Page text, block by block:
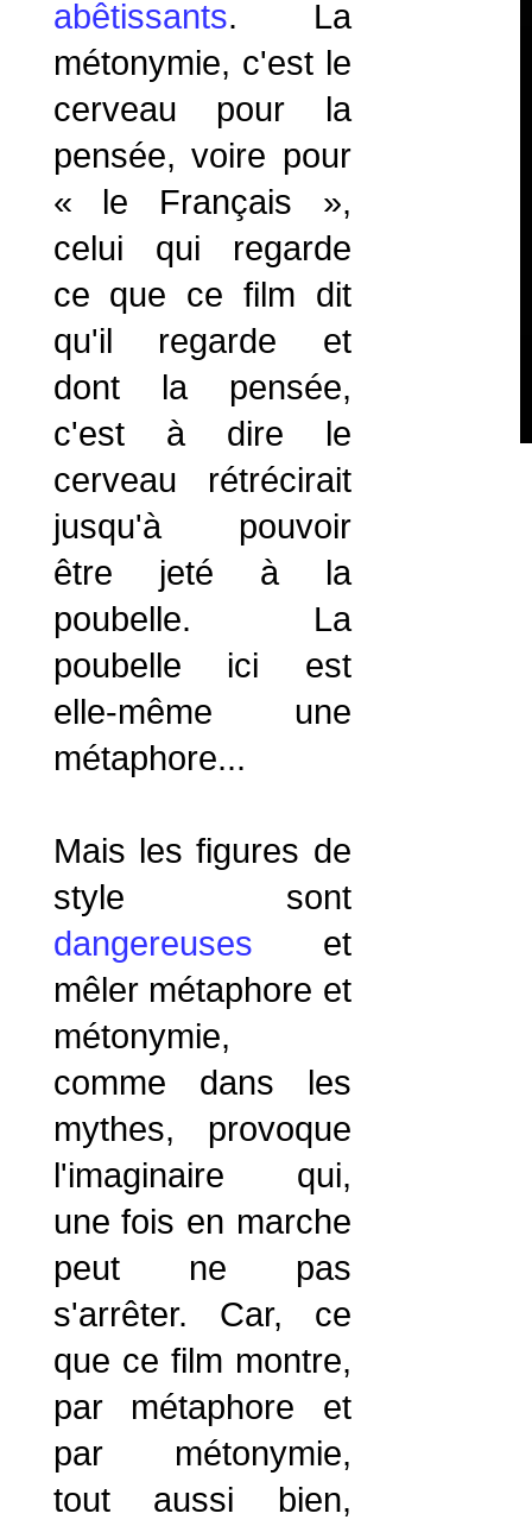
abêtissants. La
métonymie, c'est le
cerveau pour la
pensée, voire pour
« le Français »,
celui qui regarde
ce que ce film dit
qu'il regarde et
dont la pensée,
c'est à dire le
cerveau rétrécirait
jusqu'à pouvoir
être jeté à la
poubelle. La
poubelle ici est
elle-même une
métaphore...
Mais les figures de
style sont
dangereuses et
mêler métaphore et
métonymie,
comme dans les
mythes, provoque
l'imaginaire qui,
une fois en marche
peut ne pas
s'arrêter. Car, ce
que ce film montre,
par métaphore et
par métonymie,
tout aussi bien,